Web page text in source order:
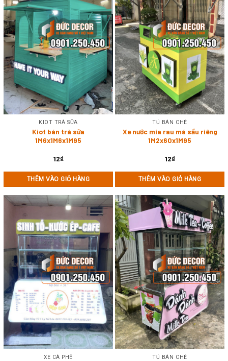
KIOT TRÀ SỮA
Kiot bán trà sữa
1M6x1M6x1M95
12₫
THÊM VÀO GIỎ HÀNG
TỦ BÁN CHÈ
Xe nước mía rau má sầu riêng
1M2x60x1M95
12₫
THÊM VÀO GIỎ HÀNG
XE CÀ PHÊ TỦ BÁN CHÈ